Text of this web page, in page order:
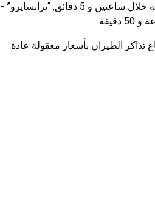
حوالي ساعتين. على متن الطائرة “ق 7” يمكنك السفر إلى العاصمة الروسية خلال ساعتين و 5 دقائق, “ترانسايرو” -
كراسنودار - موسكو هو 5500-7000 روبل (تباع تذاكر الطيران بأسعار معقولة عادة